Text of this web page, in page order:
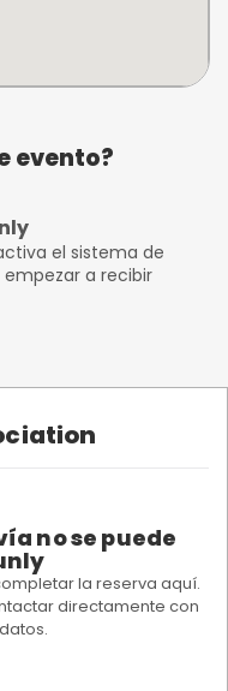
evento?
el sistema de
empezar a recibir
no se puede
la reserva aquí.
directamente con